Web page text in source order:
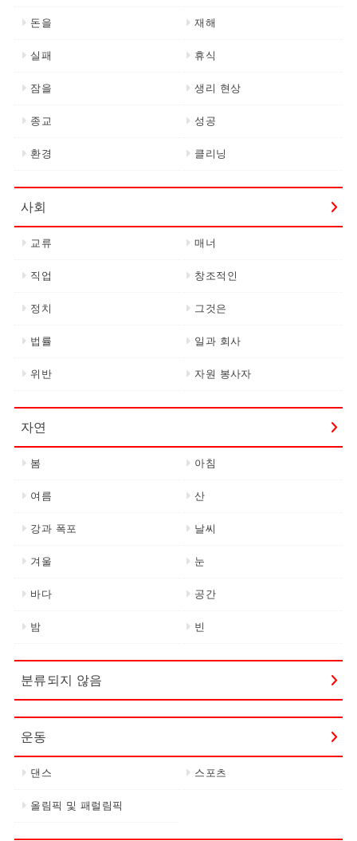
돈을 재해
실패 휴식
잠을 생리 현상
종교 성공
환경 클리닝
사회
교류 매너
직업 창조적인
정치 그것은
법률 일과 회사
위반 자원 봉사자
자연
봄 아침
여름 산
강과 폭포 날씨
겨울 눈
바다 공간
밤 빈
분류되지 않음
운동
댄스 스포츠
올림픽 및 패럴림픽